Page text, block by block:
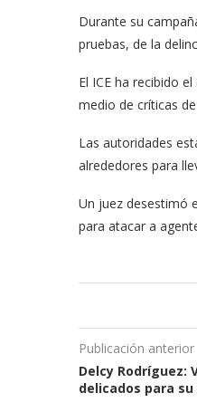
Durante su
pruebas, de la
El ICE ha recibido
medio de críticas
Las autoridades
alrededores para
Un juez desestimó
para atacar a
Publicación anterior
Delcy Rodríguez:
delicados para